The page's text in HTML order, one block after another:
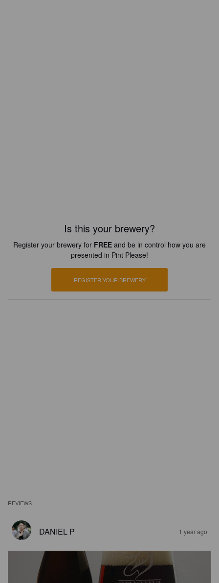
Is this your brewery?
Register your brewery for FREE and be in control how you are
presented in Pint Please!
REGISTER YOUR BREWERY
REVIEWS
DANIEL P 1 year ago